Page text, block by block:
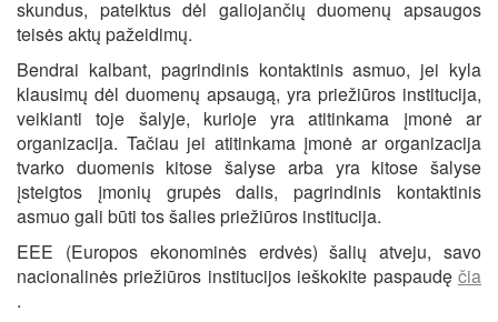
skundus, pateiktus dėl galiojančių duomenų apsaugos
teisės aktų pažeidimų.
Bendrai kalbant, pagrindinis kontaktinis asmuo, jei kyla
klausimų dėl duomenų apsaugą, yra priežiūros institucija,
veikianti toje šalyje, kurioje yra atitinkama įmonė ar
organizacija. Tačiau jei atitinkama įmonė ar organizacija
tvarko duomenis kitose šalyse arba yra kitose šalyse
įsteigtos įmonių grupės dalis, pagrindinis kontaktinis
asmuo gali būti tos šalies priežiūros institucija.
EEE (Europos ekonominės erdvės) šalių atveju, savo
nacionalinės priežiūros institucijos ieškokite paspaudę čia
.